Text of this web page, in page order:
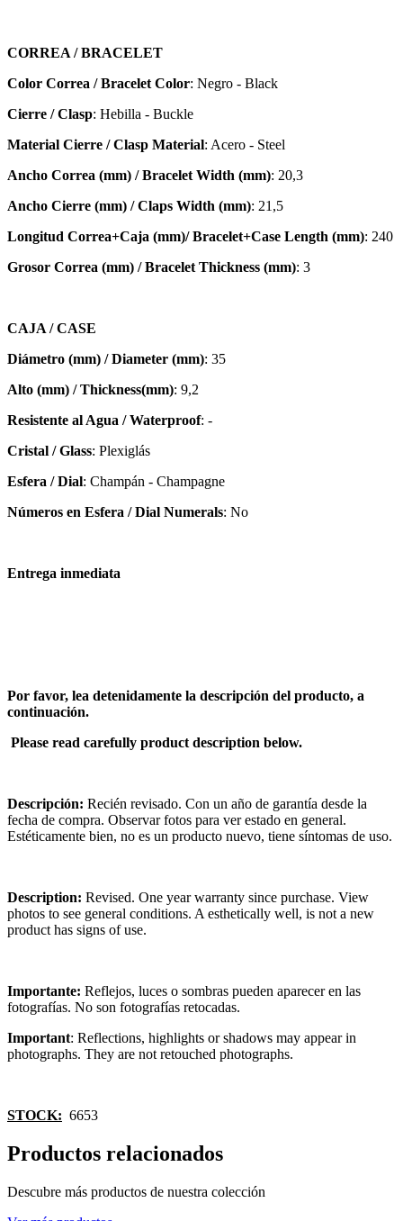
CORREA / BRACELET
Color Correa / Bracelet Color: Negro - Black
Cierre / Clasp: Hebilla - Buckle
Material Cierre / Clasp Material: Acero - Steel
Ancho Correa (mm) / Bracelet Width (mm): 20,3
Ancho Cierre (mm) / Claps Width (mm): 21,5
Longitud Correa+Caja (mm)/ Bracelet+Case Length (mm): 240
Grosor Correa (mm) / Bracelet Thickness (mm): 3
CAJA / CASE
Diámetro (mm) / Diameter (mm): 35
Alto (mm) / Thickness(mm): 9,2
Resistente al Agua / Waterproof: -
Cristal / Glass: Plexiglás
Esfera / Dial: Champán - Champagne
Números en Esfera / Dial Numerals: No
Entrega inmediata
Por favor, lea detenidamente la descripción del producto, a
continuación.
Please read carefully product description below.
Descripción: Recién revisado. Con un año de garantía desde la
fecha de compra. Observar fotos para ver estado en general.
Estéticamente bien, no es un producto nuevo, tiene síntomas de uso.
Description: Revised. One year warranty since purchase. View
photos to see general conditions. A esthetically well, is not a new
product has signs of use.
Importante: Reflejos, luces o sombras pueden aparecer en las
fotografías. No son fotografías retocadas.
Important: Reflections, highlights or shadows may appear in
photographs. They are not retouched photographs.
STOCK: 6653
Productos relacionados
Descubre más productos de nuestra colección